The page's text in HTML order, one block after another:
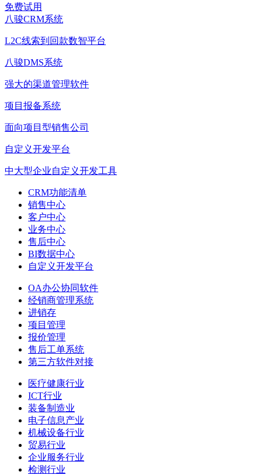
免费试用
八骏CRM系统
L2C线索到回款数智平台
八骏DMS系统
强大的渠道管理软件
项目报备系统
面向项目型销售公司
自定义开发平台
中大型企业自定义开发工具
CRM功能清单
销售中心
客户中心
业务中心
售后中心
BI数据中心
自定义开发平台
OA办公协同软件
经销商管理系统
进销存
项目管理
报价管理
售后工单系统
第三方软件对接
医疗健康行业
ICT行业
装备制造业
电子信息产业
机械设备行业
贸易行业
企业服务行业
检测行业